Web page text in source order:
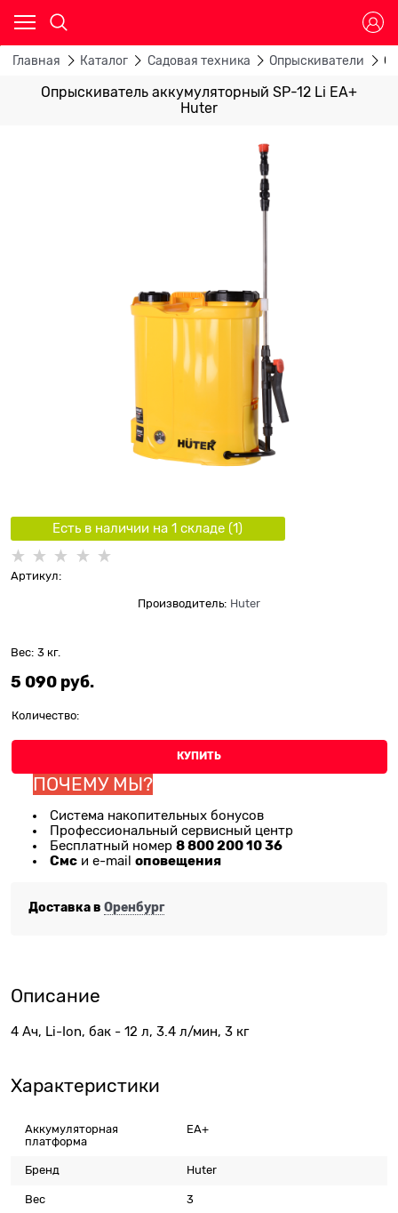
Главная Каталог Садовая техника Опрыскиватели
Опрыскиватель аккумуляторный SP-12 Li EA+
Huter
Есть в наличии на 1 складe (1)
Артикул:
Производитель: Huter
Вес: 3 кг.
5 090 руб.
Количество:
КУПИТЬ
ПОЧЕМУ МЫ?
Система накопительных бонусов
Профессиональный сервисный центр
Бесплатный номер 8 800 200 10 36
Смс и e-mail оповещения
Доставка в Оренбург
Описание
4 Ач, Li-Ion, бак - 12 л, 3.4 л/мин, 3 кг
Характеристики
Аккумуляторная
платформа
EA+
Бренд Huter
Вес 3